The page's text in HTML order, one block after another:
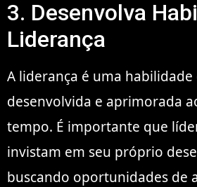
3. Desenvolva
Liderança
A liderança é uma
desenvolvida e aprimorada
tempo. É importante que
invistam em seu próprio
buscando oportunidades de